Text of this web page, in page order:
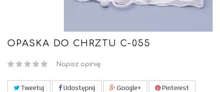
OPASKA DO CHRZTU C-055
Napisz opinię
Tweetuj Udostępnij Google+ Pinterest